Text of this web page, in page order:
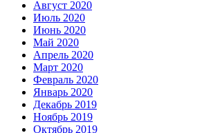
Август 2020
Июль 2020
Июнь 2020
Май 2020
Апрель 2020
Март 2020
Февраль 2020
Январь 2020
Декабрь 2019
Ноябрь 2019
Октябрь 2019